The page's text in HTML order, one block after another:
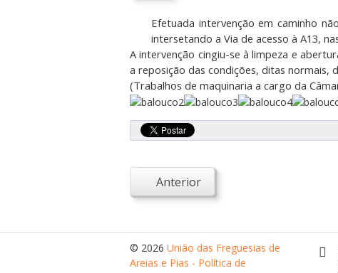
Efetuada intervenção em caminho
intersetando a Via de acesso à A13,
A intervenção cingiu-se à limpeza e
a reposição das condições, ditas
(Trabalhos de maquinaria a cargo da
Anterior
© 2026 União das Freguesias de
Areias e Pias - Política de